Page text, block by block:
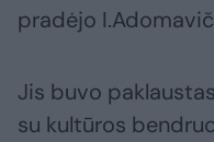
pradėjo
Jis buvo
su kultūros